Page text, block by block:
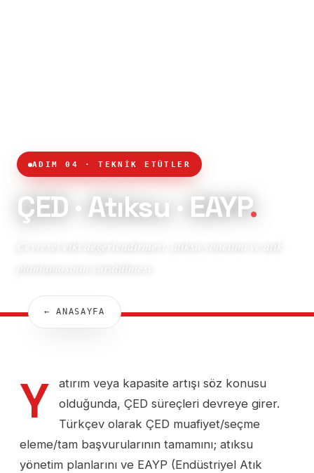
ADIM 04 · TEKNİK ETÜTLER
ÇED · Atıksu · EAYP.
← ANASAYFA
Y
atırım veya kapasite artışı söz konusu
olduğunda, ÇED süreçleri devreye girer.
Türkçev olarak ÇED muafiyet/seçme
eleme/tam başvurularının tamamını; atıksu
yönetim planlarını ve EAYP (Endüstriyel Atık